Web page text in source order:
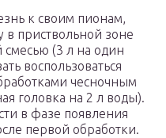
к своим пионам,
в приствольной зоне
смесью (3 л на один
воспользоваться
чесночным
головка на 2 л воды).
в фазе появления
первой обработки.